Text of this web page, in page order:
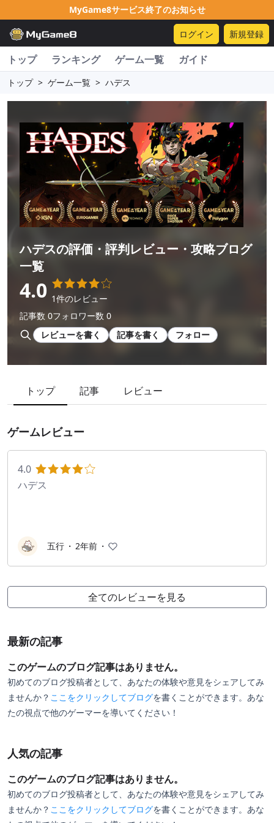
MyGame8サービス終了のお知らせ
ログイン 新規登録
トップ ランキング ゲーム一覧 ガイド
トップ > ゲーム一覧 > ハデス
ハデスの評価・評判レビュー・攻略ブログ
一覧
4.0 1件のレビュー
記事数 0フォロワー数 0
レビューを書く
記事を書く フォロー
トップ 記事 レビュー
ゲームレビュー
4.0
ハデス
五行 ・ 2年前 ・
全てのレビューを見る
最新の記事
このゲームのブログ記事はありません。
初めてのブログ投稿者として、あなたの体験や意見をシェアしてみ
ませんか？ ここをクリックしてブログを書くことができます。あな
たの視点で他のゲーマーを導いてください！
人気の記事
このゲームのブログ記事はありません。
初めてのブログ投稿者として、あなたの体験や意見をシェアしてみ
ませんか？ ここをクリックしてブログを書くことができます。あな